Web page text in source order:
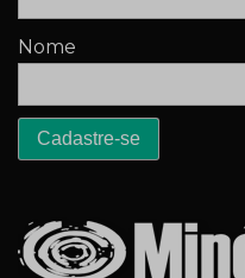
Nome